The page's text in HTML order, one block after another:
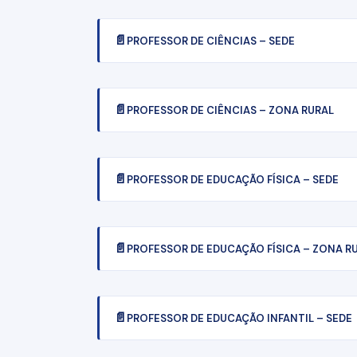
PROFESSOR DE CIÊNCIAS – SEDE
PROFESSOR DE CIÊNCIAS – ZONA RURAL
PROFESSOR DE EDUCAÇÃO FÍSICA – SEDE
PROFESSOR DE EDUCAÇÃO FÍSICA – ZONA
PROFESSOR DE EDUCAÇÃO INFANTIL – SEDE